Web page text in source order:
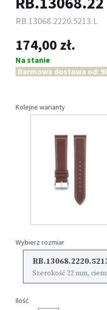
RB.13068.2220.5213.L
174,00 zł.
Na stanie
Darmowa dostawa od:
Kolejne warianty
Wybierz rozmiar
Szerokość 22 mm,
Ilość